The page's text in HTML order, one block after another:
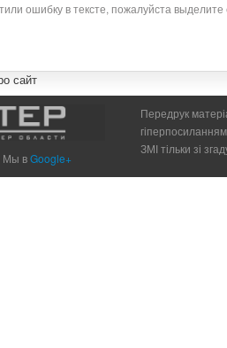
ошибку в тексте, пожалуйста
сайт
Мы вGoogle+
Передрук
ЗМІ тільки зі